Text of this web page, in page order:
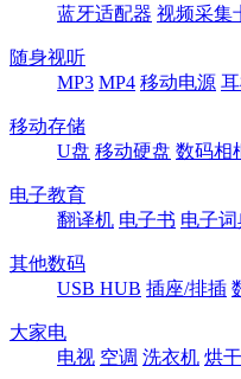
蓝牙适配器 视频采集
随身视听
MP3 MP4 移动电源
移动存储
U盘 移动硬盘 数码相
电子教育
翻译机 电子书 电子
其他数码
USB HUB 插座/排插
大家电
电视 空调 洗衣机 烘